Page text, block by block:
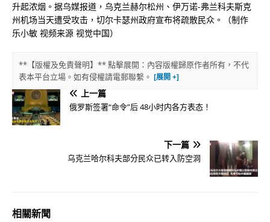
升起浓烟。据乌媒报道，乌克兰赫尔松州、伊万诺-弗兰科夫斯克
州机场当天遭受攻击，切尔卡瑟州政府宣布将疏散民众。（制作
乐小敏 视频来源 视觉中国）
**【版權及免責聲明】** 點擊展開：內容版權歸原作者所有，不代
表本平台立場。如有侵權請電郵聯繫。
上一篇
俄罗斯签署“命令”后 48小时内各方表态！
下一篇
乌克兰哈尔科夫部分民众已转入防空洞
相關新聞